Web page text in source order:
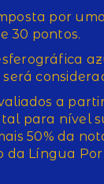
por
30 pontos.
a
para nível
50% da
da Língua